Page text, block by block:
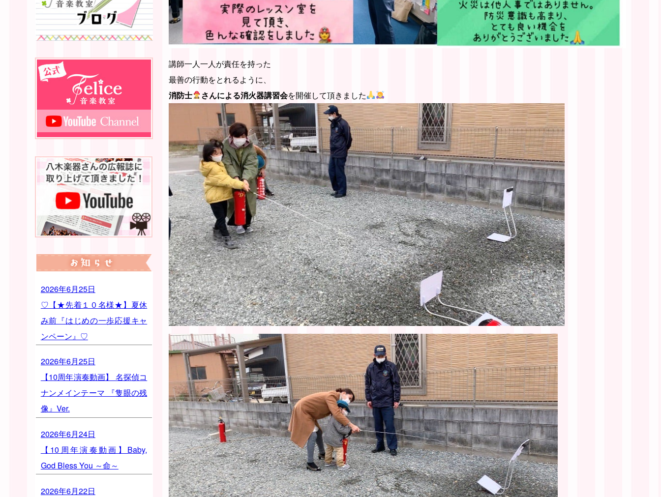
講師一人一人が責任を持った
最善の行動をとれるように、
消防士
さんによる消火器講習会を開催して頂きました
2026年6月25日
♡【★先着１０名様★】夏休
み前『はじめの一歩応援キャ
ンペーン』♡
2026年6月25日
【10周年演奏動画】 名探偵コ
ナンメインテーマ 『隻眼の残
像』Ver.
2026年6月24日
【10周年演奏動画】Baby,
God Bless You ～命～
2026年6月22日